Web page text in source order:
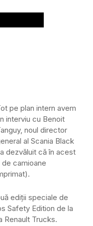
pe plan intern avem
interviu cu Benoit
noul director
al Scania Black
dezvăluit că în acest
camioane
ediții speciale de
Safety Edition de la
Renault Trucks.